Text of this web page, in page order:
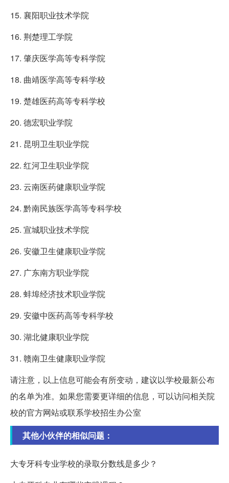
15. 襄阳职业技术学院
16. 荆楚理工学院
17. 肇庆医学高等专科学院
18. 曲靖医学高等专科学校
19. 楚雄医药高等专科学校
20. 德宏职业学院
21. 昆明卫生职业学院
22. 红河卫生职业学院
23. 云南医药健康职业学院
24. 黔南民族医学高等专科学校
25. 宣城职业技术学院
26. 安徽卫生健康职业学院
27. 广东南方职业学院
28. 蚌埠经济技术职业学院
29. 安徽中医药高等专科学校
30. 湖北健康职业学院
31. 赣南卫生健康职业学院
请注意，以上信息可能会有所变动，建议以学校最新公布
的名单为准。如果您需要更详细的信息，可以访问相关院
校的官方网站或联系学校招生办公室
其他小伙伴的相似问题：
大专牙科专业学校的录取分数线是多少？